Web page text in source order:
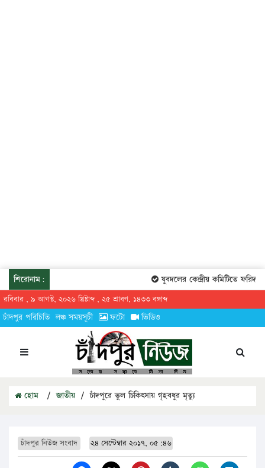
শিরোনাম: যুবদলের কেন্দ্রীয় কমিটিতে
রবিবার , ৯ আগস্ট, ২০২৬ খ্রিষ্টাব্দ , ২৫ শ্রাবণ, ১৪৩৩ বঙ্গাব্দ
চাঁদপুর পরিচিতি লঞ্চ সময়সূচী ফটো ভিডিও
হোম / জাতীয় / চাঁদপুরে ভুল চিকিৎসায় গৃহবধুর মৃত্যু
চাঁদপুর নিউজ সংবাদ ২৪ সেপ্টেম্বার ২০১৭, ০৫:৪৬